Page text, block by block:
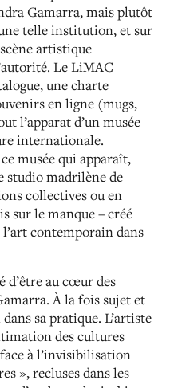
Gamarra, mais plutôt
telle institution, et sur
artistique
Le LiMAC
une charte
en ligne (mugs,
l’apparat d’un musée
internationale.
musée qui apparaît,
studio madrilène de
collectives ou en
sur le manque – créé
l’art contemporain dans
d’être au cœur des
À la fois sujet et
sa pratique. L’artiste
des cultures
à l’invisibilisation
», recluses dans les